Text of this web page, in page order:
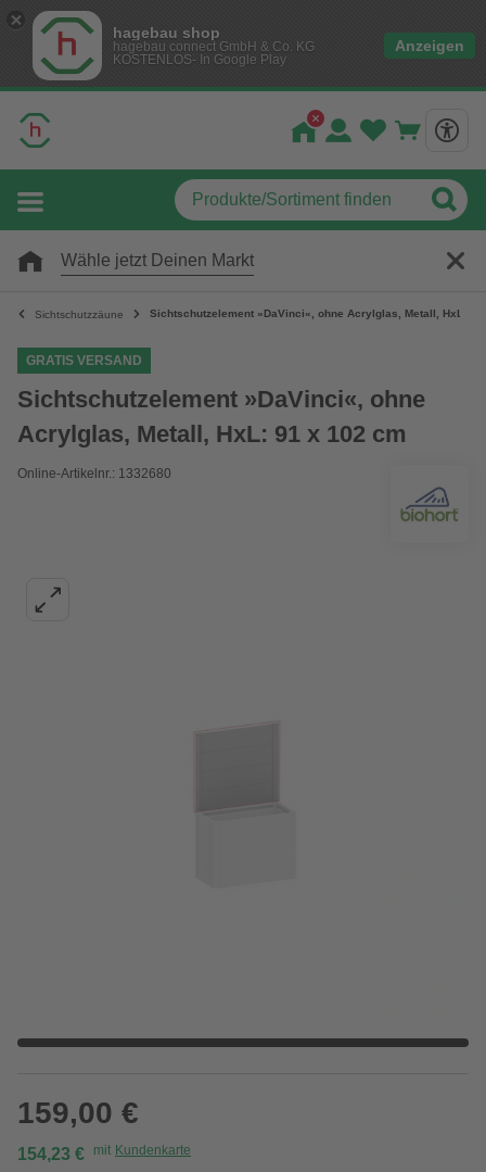
hagebau shop
hagebau connect GmbH & Co. KG
KOSTENLOS- In Google Play
Anzeigen
Wähle jetzt Deinen Markt
Sichtschutzzäune Sichtschutzelement »DaVinci«, ohne Acrylglas, Metall, HxL: 91
GRATIS VERSAND
Sichtschutzelement »DaVinci«, ohne
Acrylglas, Metall, HxL: 91 x 102 cm
Online-Artikelnr.: 1332680
159,00 €
154,23 € mit Kundenkarte